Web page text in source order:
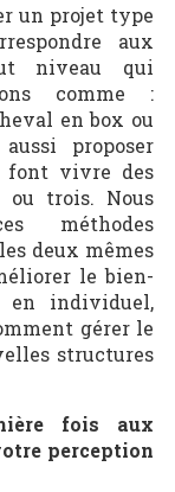
un projet type
aux
niveau qui
comme :
en box ou
proposer
font vivre des
ou trois. Nous
méthodes
deux mêmes
le bien-
en individuel,
gérer le
structures
fois aux
perception